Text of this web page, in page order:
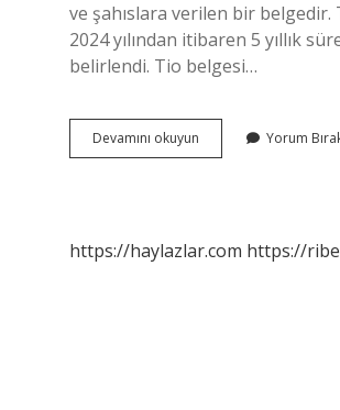
ve şahıslara verilen bir belgedir.
2024 yılından itibaren 5 yıllık
belirlendi. Tio belgesi…
Devamını okuyun
Belgesi
Yorum
https://haylazlar.com https://